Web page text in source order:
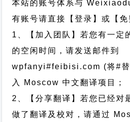
本站的账号体系与
有账号请直接【登录】或【免
1、【加入团队】若您有一定
的空闲时间，请发送邮件到
wpfanyi#feibisi.com (将#替
入 Moscow 中文翻译项目；
2、【分享翻译】若您已经对
做了翻译及校对，请通过